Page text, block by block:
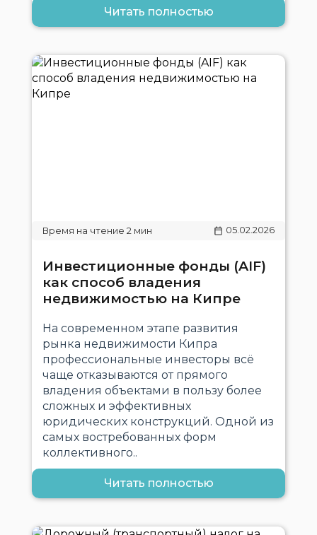
Читать полностью
05.02.2026
Инвестиционные фонды (AIF)
как способ владения
недвижимостью на Кипре
На современном этапе развития
рынка недвижимости Кипра
профессиональные инвесторы всё
чаще отказываются от прямого
владения объектами в пользу более
сложных и эффективных
юридических конструкций. Одной из
самых востребованных форм
коллективного..
Читать полностью